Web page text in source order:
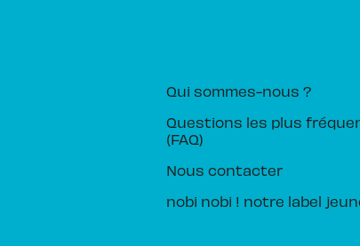
Qui sommes-nous ?
Questions les plus
(FAQ)
Nous contacter
nobi nobi ! notre label